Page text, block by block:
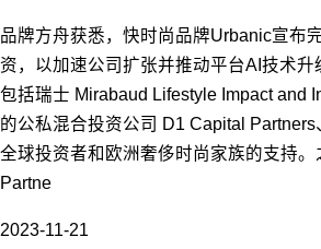
品牌方舟获悉，快时尚品牌Urbanic宣布
资，以加速公司扩张并推动平台AI技术升
包括瑞士 Mirabaud Lifestyle Impact and
的公私混合投资公司 D1 Capital
全球投资者和欧洲奢侈时尚家族的支持
Partne
2023-11-21